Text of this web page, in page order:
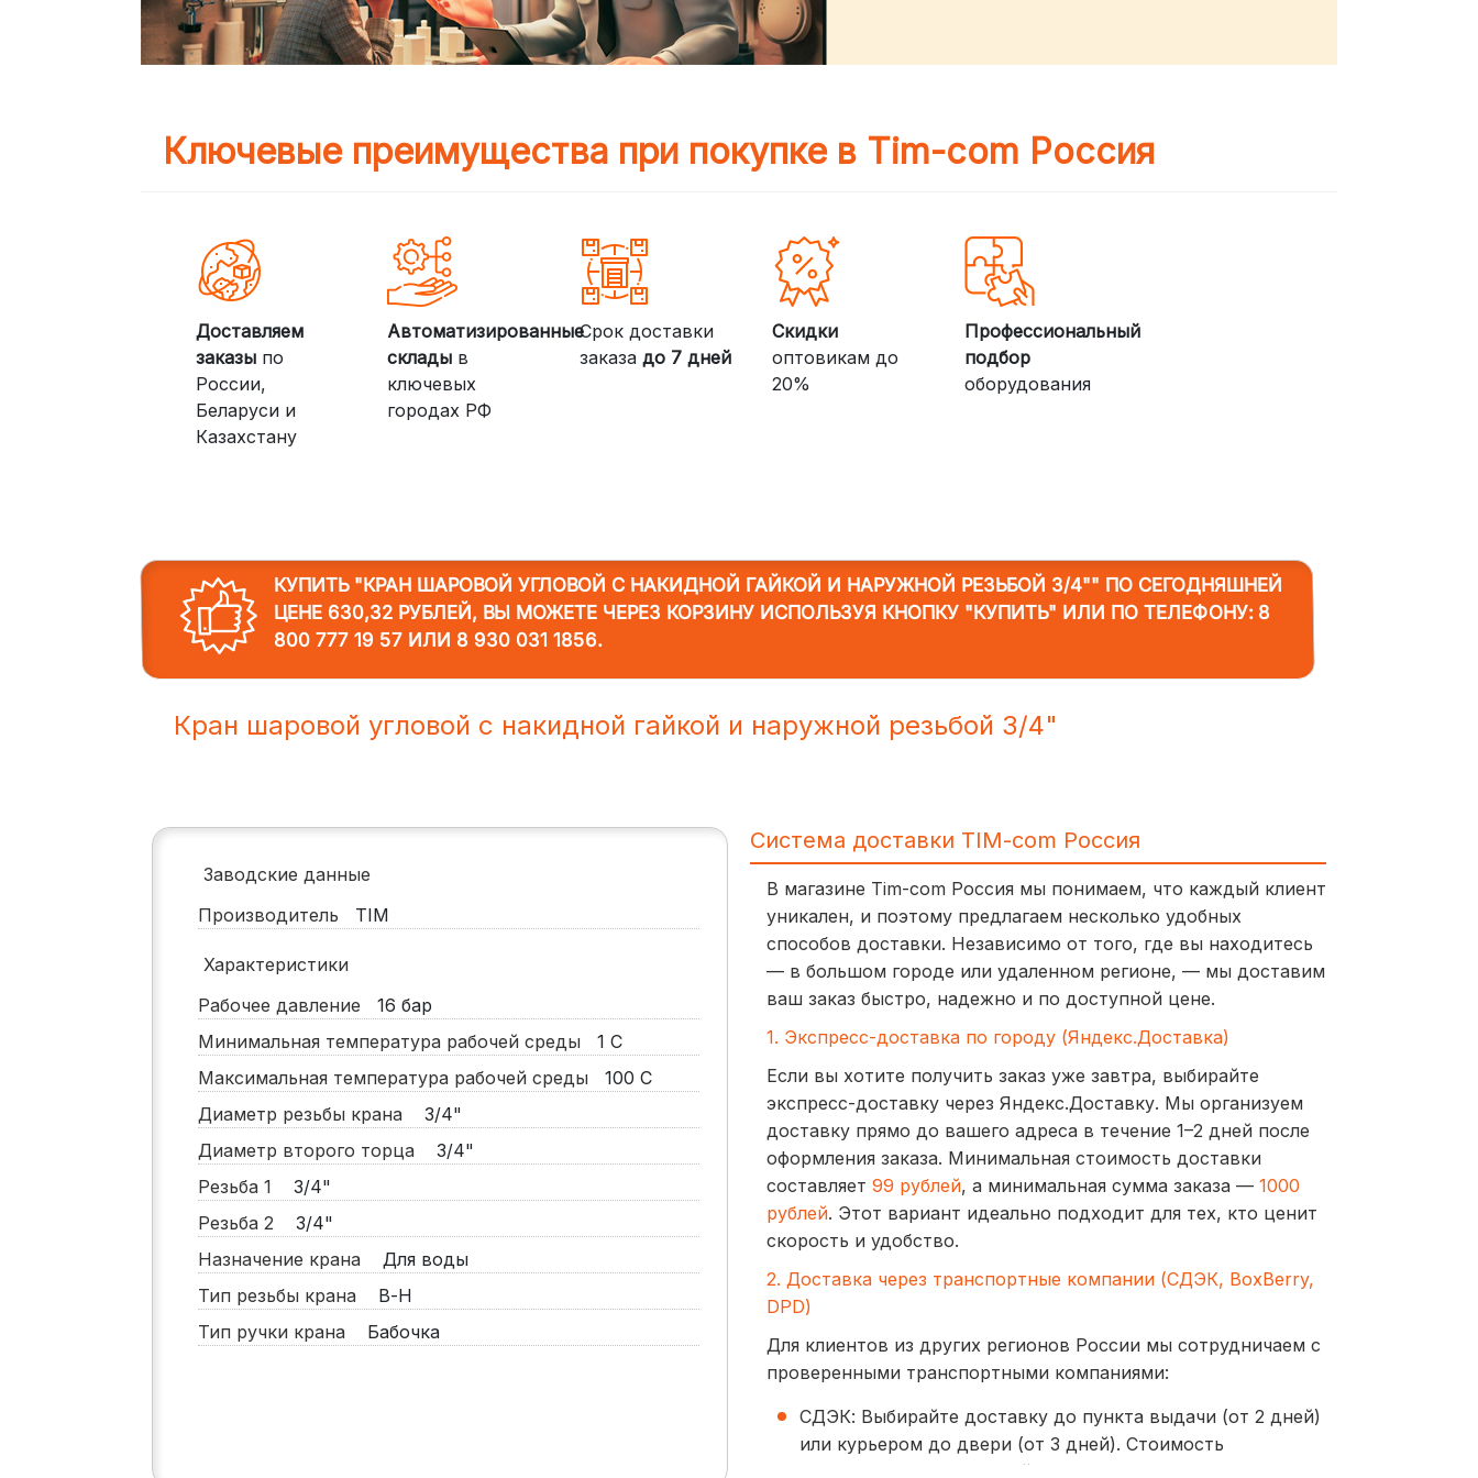
Ключевые преимущества при покупке в Tim-com Россия
Доставляем
заказыпо
России,
Беларуси и
Казахстану
Автоматизированные
склады в
ключевых
городах РФ
Срок доставки
заказадо 7 дней
Скидки
оптовикам до
20%
Профессиональный
подбор
оборудования
КУПИТЬ "КРАН ШАРОВОЙ УГЛОВОЙ С НАКИДНОЙ ГАЙКОЙ И НАРУЖНОЙ РЕЗЬБОЙ 3/4""ПО СЕГОДНЯШНЕЙ
ЦЕНЕ 630,32 РУБЛЕЙ, ВЫ МОЖЕТЕ ЧЕРЕЗ КОРЗИНУ ИСПОЛЬЗУЯ КНОПКУ "КУПИТЬ" ИЛИ ПО ТЕЛЕФОНУ: 8
800 777 19 57ИЛИ 8 930 031 1856.
Кран шаровой угловой с накидной гайкой и наружной резьбой 3/4"
Заводские данные
Производитель
TIM
Характеристики
Рабочее давление
16 бар
Минимальная температура рабочей среды
1 С
Максимальная температура рабочей среды
100 С
Диаметр резьбы крана
3/4"
Диаметр второго торца
3/4"
Резьба 1
3/4"
Резьба 2
3/4"
Назначение крана
Для воды
Тип резьбы крана
В-Н
Тип ручки крана
Бабочка
Система доставки TIM-com Россия
В магазине Tim-com Россия мы понимаем, что каждый клиент
уникален, и поэтому предлагаем несколько удобных
способов доставки. Независимо от того, где вы находитесь
— в большом городе или удаленном регионе, — мы доставим
ваш заказ быстро, надежно и по доступной цене.
1. Экспресс-доставка по городу (Яндекс.Доставка)
Если вы хотите получить заказ уже завтра, выбирайте
экспресс-доставку через Яндекс.Доставку. Мы организуем
доставку прямо до вашего адреса в течение 1–2 дней после
оформления заказа. Минимальная стоимость доставки
составляет 99 рублей, а минимальная сумма заказа — 1000
рублей. Этот вариант идеально подходит для тех, кто ценит
скорость и удобство.
2. Доставка через транспортные компании (СДЭК, BoxBerry,
DPD)
Для клиентов из других регионов России мы сотрудничаем с
проверенными транспортными компаниями:
СДЭК: Выбирайте доставку до пункта выдачи (от 2 дней)
или курьером до двери (от 3 дней). Стоимость
300 рублей